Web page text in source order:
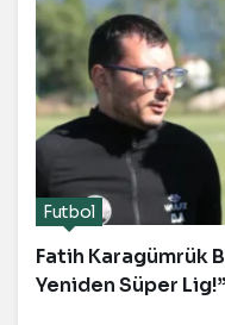
Futbol
Fatih Karagümrük
Yeniden Süper Lig!”